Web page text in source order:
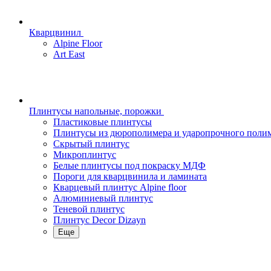
Кварцвинил
Alpine Floor
Art East
Плинтусы напольные, порожки
Пластиковые плинтусы
Плинтусы из дюрополимера и ударопрочного
Скрытый плинтус
Микроплинтус
Белые плинтусы под покраску МДФ
Пороги для кварцвинила и ламината
Кварцевый плинтус Alpine floor
Алюминиевый плинтус
Теневой плинтус
Плинтус Decor Dizayn
Еще